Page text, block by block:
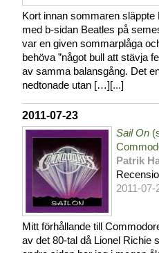
Kort innan sommaren
med b-sidan Beatles på
var en given sommarplåga
behöva ”något bull att stävja
av samma balansgång. Det
nedtonade utan […][...]
2011-07-23
Sail On
Patrik
2011-07-
Mitt förhållande till
av det 80-tal då Lionel Richie